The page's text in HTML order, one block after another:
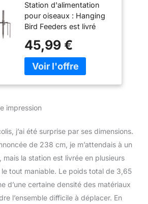
base à 5 griffes,
support
multifonction pour
l'extérieur, avec
crochets,
mangeoires,
plateau de bain,
facile à utiliser, 1 lot
Station d'alimentation
pour oiseaux : Hanging
Bird Feeders est livré
supérieurs qui sont
idéaux pour accrocher
de plus grandes graines
lesquels vous pouvez
le mât de nourriture pour
oiseaux Doseur d'eau
pour oiseaux de qualité
desserrant et en serrant
les écrous à ailes, vous
pouvez facilement
45,99 €
impression
j’ai été surprise par ses dimensions.
de 238 cm, je m’attendais à un
la station est livrée en plusieurs
tout maniable. Le poids total de 3,65
d’une certaine densité des matériaux
l’ensemble difficile à déplacer. En